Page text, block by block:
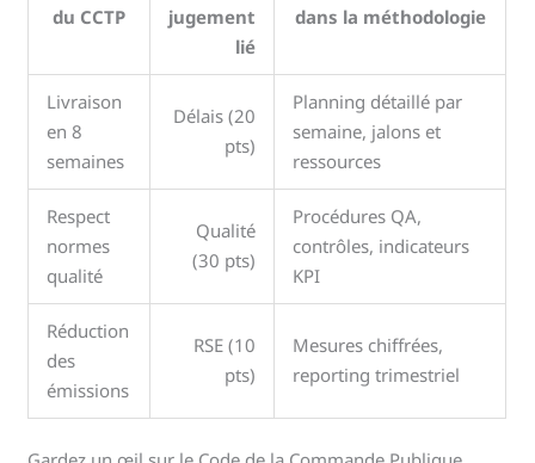
du CCTP
jugement
lié
dans la méthodologie
Livraison
en 8
semaines
Délais (20
pts)
Planning détaillé par
semaine, jalons et
ressources
Respect
normes
qualité
Qualité
(30 pts)
Procédures QA,
contrôles, indicateurs
KPI
Réduction
des
émissions
RSE (10
pts)
Mesures chiffrées,
reporting trimestriel